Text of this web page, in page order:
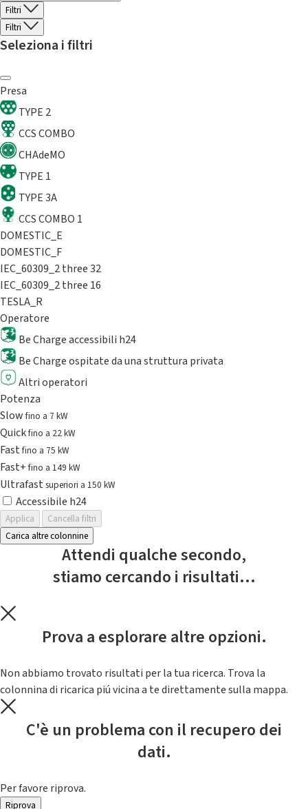
Filtri
Filtri
Seleziona i filtri
Presa
TYPE 2
CCS COMBO
CHAdeMO
TYPE 1
TYPE 3A
CCS COMBO 1
DOMESTIC_E
DOMESTIC_F
IEC_60309_2 three 32
IEC_60309_2 three 16
TESLA_R
Operatore
Be Charge accessibili h24
Be Charge ospitate da una struttura privata
Altri operatori
Potenza
Slowfino a 7 kW
Quickfino a 22 kW
Fastfino a 75 kW
Fast+fino a 149 kW
Ultrafast superiori a 150 kW
Accessibile h24
Applica
Cancella filtri
Carica altre colonnine
Attendi qualche secondo,
stiamo cercando i risultati...
Prova a esplorare altre opzioni.
Non abbiamo trovato risultati per la tua ricerca. Trova la
colonnina di ricarica piú vicina a te direttamente sulla mappa.
C'è un problema con il recupero dei
dati.
Per favore riprova.
Riprova